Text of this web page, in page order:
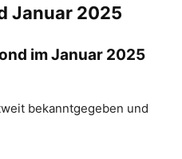
Januar 2025
im Januar 2025
bekanntgegeben und